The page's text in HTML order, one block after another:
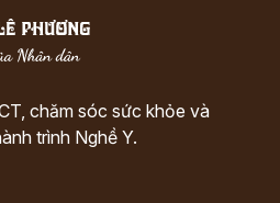
chăm sóc sức khỏe và
trình Nghề Y.